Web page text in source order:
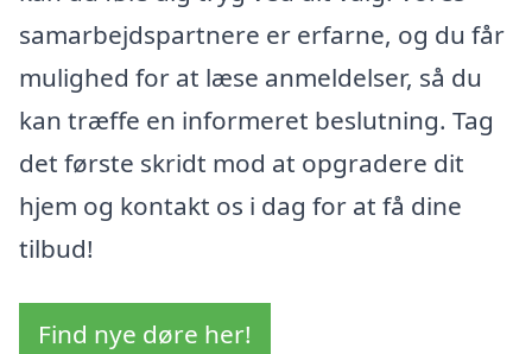
samarbejdspartnere er erfarne, og du får
mulighed for at læse anmeldelser, så du
kan træffe en informeret beslutning. Tag
det første skridt mod at opgradere dit
hjem og kontakt os i dag for at få dine
tilbud!
Find nye døre her!